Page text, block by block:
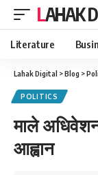
LAHAK
Literature
Lahak Digital >Blog >
POLITICS
माले अधिवेशन
आह्वान